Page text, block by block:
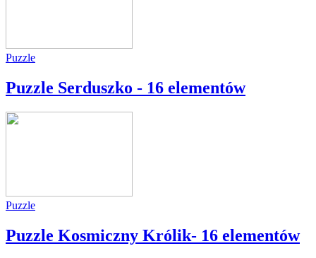
Puzzle
Puzzle Serduszko - 16 elementów
Puzzle
Puzzle Kosmiczny Królik- 16 elementów